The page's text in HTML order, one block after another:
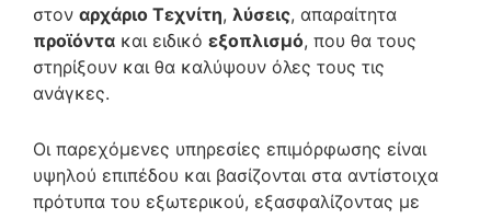
στον αρχάριο Τεχνίτη, λύσεις, απαραίτητα
προϊόντα και ειδικό εξοπλισμό, που θα τους
στηρίξουν και θα καλύψουν όλες τους τις
ανάγκες.
Οι παρεχόμενες υπηρεσίες επιμόρφωσης είναι
υψηλού επιπέδου και βασίζονται στα αντίστοιχα
πρότυπα του εξωτερικού, εξασφαλίζοντας με